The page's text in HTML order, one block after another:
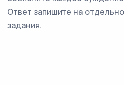
Ответ запишите на
задания.